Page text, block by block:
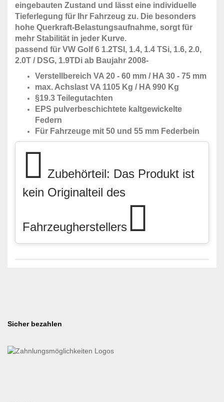
eingebauten Zustand und lässt eine individuelle
Tieferlegung für Ihr Fahrzeug zu. Die besonders
hohe Querkraft-Belastungsaufnahme, sorgt für
mehr Stabilität in jeder Kurve.
passend für VW Golf 6 1.2TSI, 1.4, 1.4 TSi, 1.6, 2.0,
2.0T / DSG, 1.9TDi ab Baujahr 2008-
Verstellbereich VA 20 - 60 mm / HA 30 - 75 mm
max. Achslast VA 1105 Kg / HA 990 Kg
§19.3 Teilegutachten
EPS pulverbeschichtete kaltgewickelte
Federn
Für Fahrzeuge mit 50 und 55 mm Federbein
Zubehörteil: Das Produkt ist
kein Originalteil des
Fahrzeugherstellers
Sicher bezahlen